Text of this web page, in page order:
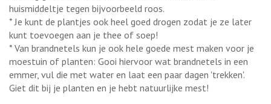
huismiddeltje tegen bijvoorbeeld roos.
* Je kunt de plantjes ook heel goed drogen zodat je ze later
kunt toevoegen aan je thee of soep!
* Van brandnetels kun je ook hele goede mest maken voor je
moestuin of planten: Gooi hiervoor wat brandnetels in een
emmer, vul die met water en laat een paar dagen 'trekken'.
Giet dit bij je planten en je hebt natuurlijke mest!